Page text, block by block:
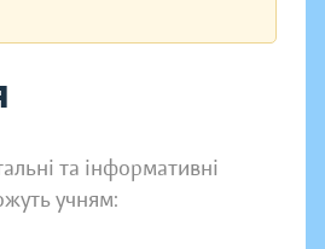
та інформативні
учням: